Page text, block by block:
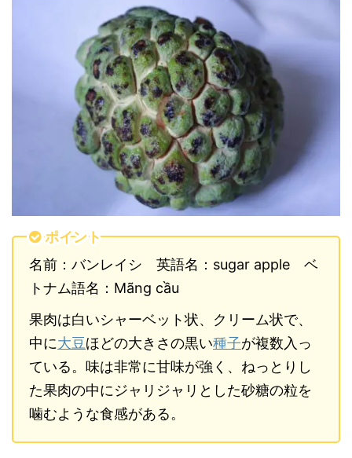
ポイント
名前：バンレイシ 英語名：sugar apple ベ
トナム語名：Mãng cầu
果肉は白いシャーベット状、クリーム状で、
中に大豆ほどの大きさの黒い種子が複数入っ
ている。味は非常に甘味が強く、ねっとりし
た果肉の中にジャリジャリとした砂糖の粒を
噛むような食感がある。